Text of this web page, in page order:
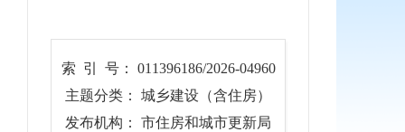
索 引 号： 011396186/2026-04960
主题分类： 城乡建设（含住房）
发布机构： 市住房和城市更新局